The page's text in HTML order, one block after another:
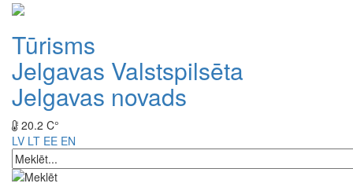
Tūrisms
Jelgavas Valstspilsēta
Jelgavas novads
20.2 C°
LV LT EE EN